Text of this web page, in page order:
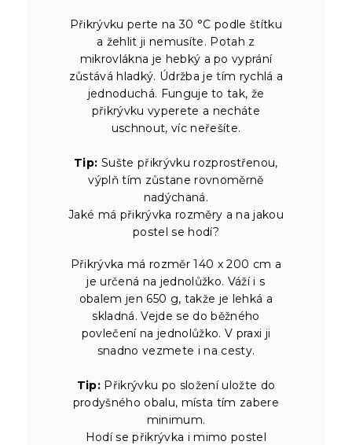
Přikrývku perte na 30 °C podle štítku
a žehlit ji nemusíte. Potah z
mikrovlákna je hebký a po vyprání
zůstává hladký. Údržba je tím rychlá a
jednoduchá. Funguje to tak, že
přikrývku vyperete a necháte
uschnout, víc neřešíte.
Tip: Sušte přikrývku rozprostřenou,
výplň tím zůstane rovnoměrně
nadýchaná.
Jaké má přikrývka rozměry a na jakou
postel se hodí?
Přikrývka má rozměr 140 x 200 cm a
je určená na jednolůžko. Váží i s
obalem jen 650 g, takže je lehká a
skladná. Vejde se do běžného
povlečení na jednolůžko. V praxi ji
snadno vezmete i na cesty.
Tip: Přikrývku po složení uložte do
prodyšného obalu, místa tím zabere
minimum.
Hodí se přikrývka i mimo postel